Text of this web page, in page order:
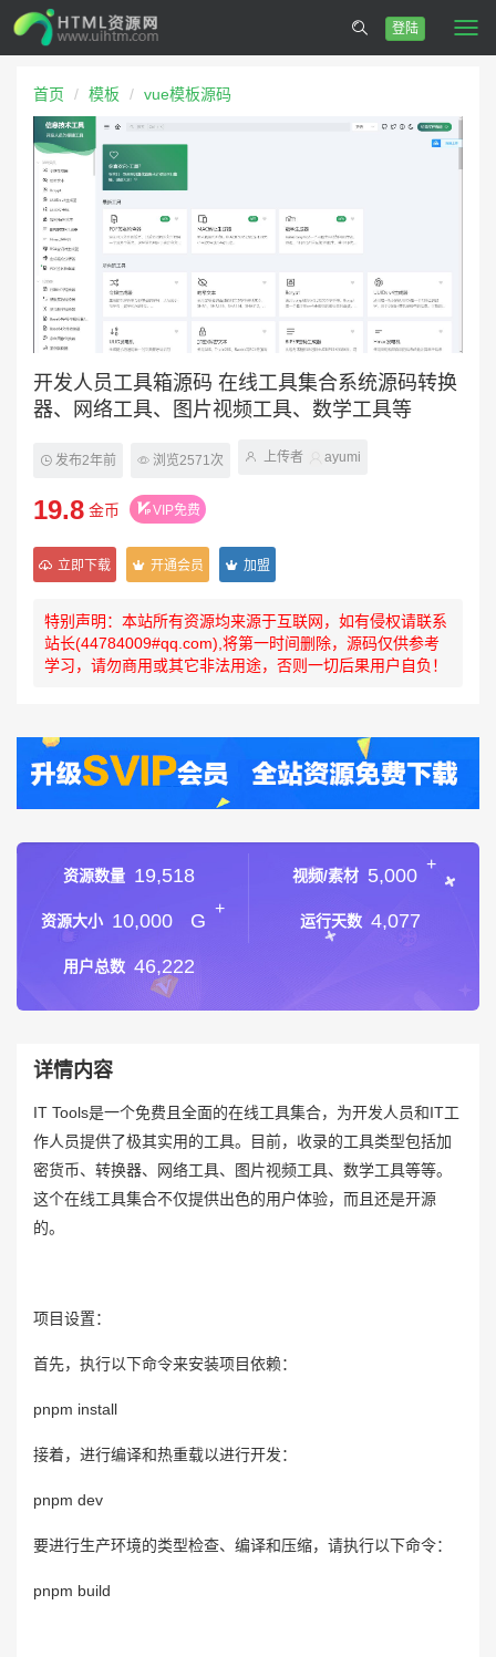
登陆
首页 模板 vue模板源码
开发人员工具箱源码 在线工具集合系统源码转换
器、网络工具、图片视频工具、数学工具等
发布2年前 浏览2571次 上传者 ayumi
19.8 金币 VIP免费
立即下载 开通会员 加盟
特别声明：本站所有资源均来源于互联网，如有侵权请联系
站长(44784009#qq.com),将第一时间删除，源码仅供参考
学习，请勿商用或其它非法用途，否则一切后果用户自负！
资源数量 19,518 视频/素材 5,000
+
资源大小 10,000 G
+
运行天数 4,077
用户总数 46,222
详情内容
IT Tools是一个免费且全面的在线工具集合，为开发人员和IT工
作人员提供了极其实用的工具。目前，收录的工具类型包括加
密货币、转换器、网络工具、图片视频工具、数学工具等等。
这个在线工具集合不仅提供出色的用户体验，而且还是开源
的。
项目设置：
首先，执行以下命令来安装项目依赖：
pnpm install
接着，进行编译和热重载以进行开发：
pnpm dev
要进行生产环境的类型检查、编译和压缩，请执行以下命令：
pnpm build